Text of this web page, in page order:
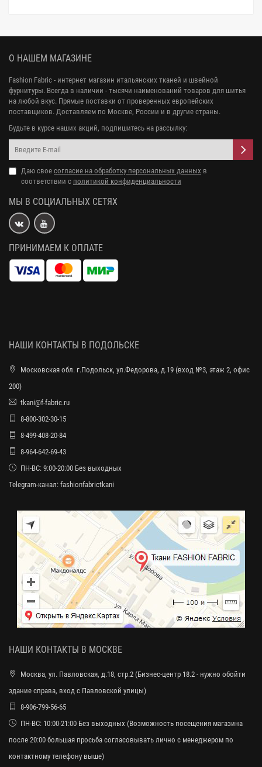
О НАШЕМ МАГАЗИНЕ
Fashion Fabric - интернет магазин итальянских тканей и швейной
фурнитуры. Всегда в наличии - тысячи наименований товаров для шитья
на любой вкус. Прямые поставки от проверенных европейских
поставщиков. Доставляем по Москве, России и в другие страны.
Будьте в курсе наших акций, подпишитесь на рассылку:
Даю свое согласие на обработку персональных данных в
соответствии с политикой конфиденциальности
МЫ В СОЦИАЛЬНЫХ СЕТЯХ
ПРИНИМАЕМ К ОПЛАТЕ
НАШИ КОНТАКТЫ В ПОДОЛЬСКЕ
Московская обл. г.Подольск, ул.Федорова, д.19 (вход №3, этаж 2, офис
200)
tkani@f-fabric.ru
8-800-302-30-15
8-499-408-20-84
8-964-642-69-43
ПН-ВС: 9:00-20:00 Без выходных
Telegram-канал: fashionfabrictkani
НАШИ КОНТАКТЫ В МОСКВЕ
Москва, ул. Павловская, д.18, стр.2 (Бизнес-центр 18.2 - нужно обойти
здание справа, вход с Павловской улицы)
8-906-799-56-65
ПН-ВС: 10:00-21:00 Без выходных (Возможность посещения магазина
после 20:00 большая просьба согласовывать лично с менеджером по
контактному телефону выше)